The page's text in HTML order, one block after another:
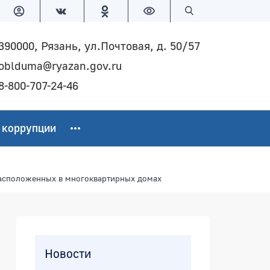
Версия для слабовидящих
Рязань, ул.Почтовая, д. 50/57
800-707-24-46
в многоквартирных домах
Новости